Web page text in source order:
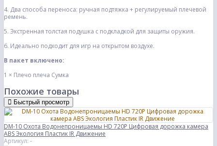
4. Два способа переноса: ручная подтяжка + регулируемый плечевой
ремень.
5. Экстренная толстая подушка с подкладкой для защиты оружия.
6. Идеально подходит для игр на открытом воздухе.
В пакет включено:
1 × Плечо плеча Сумка
Похожие товары
Быстрый просмотр
DM-10 Охота Водонепроницаемы HD 720P Цифровая дорожка камера
ABS Экология Пластик IR Движение
Артикул: -